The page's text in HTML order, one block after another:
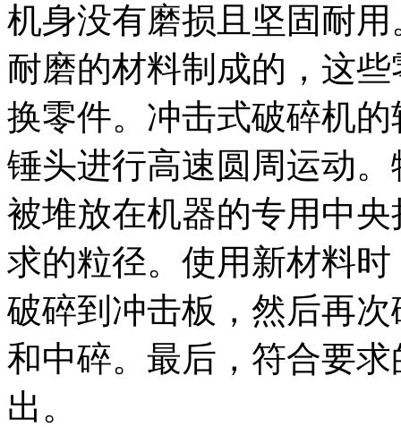
机身没有磨损且坚固耐
耐磨的材料制成的，这
换零件。冲击式破碎机
锤头进行高速圆周运动
被堆放在机器的专用中
求的粒径。使用新材料
破碎到冲击板，然后再
和中碎。最后，符合要
出。